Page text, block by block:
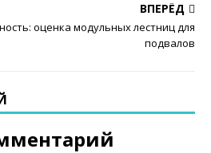
ВПЕРЁД
оценка модульных лестниц для
подвалов